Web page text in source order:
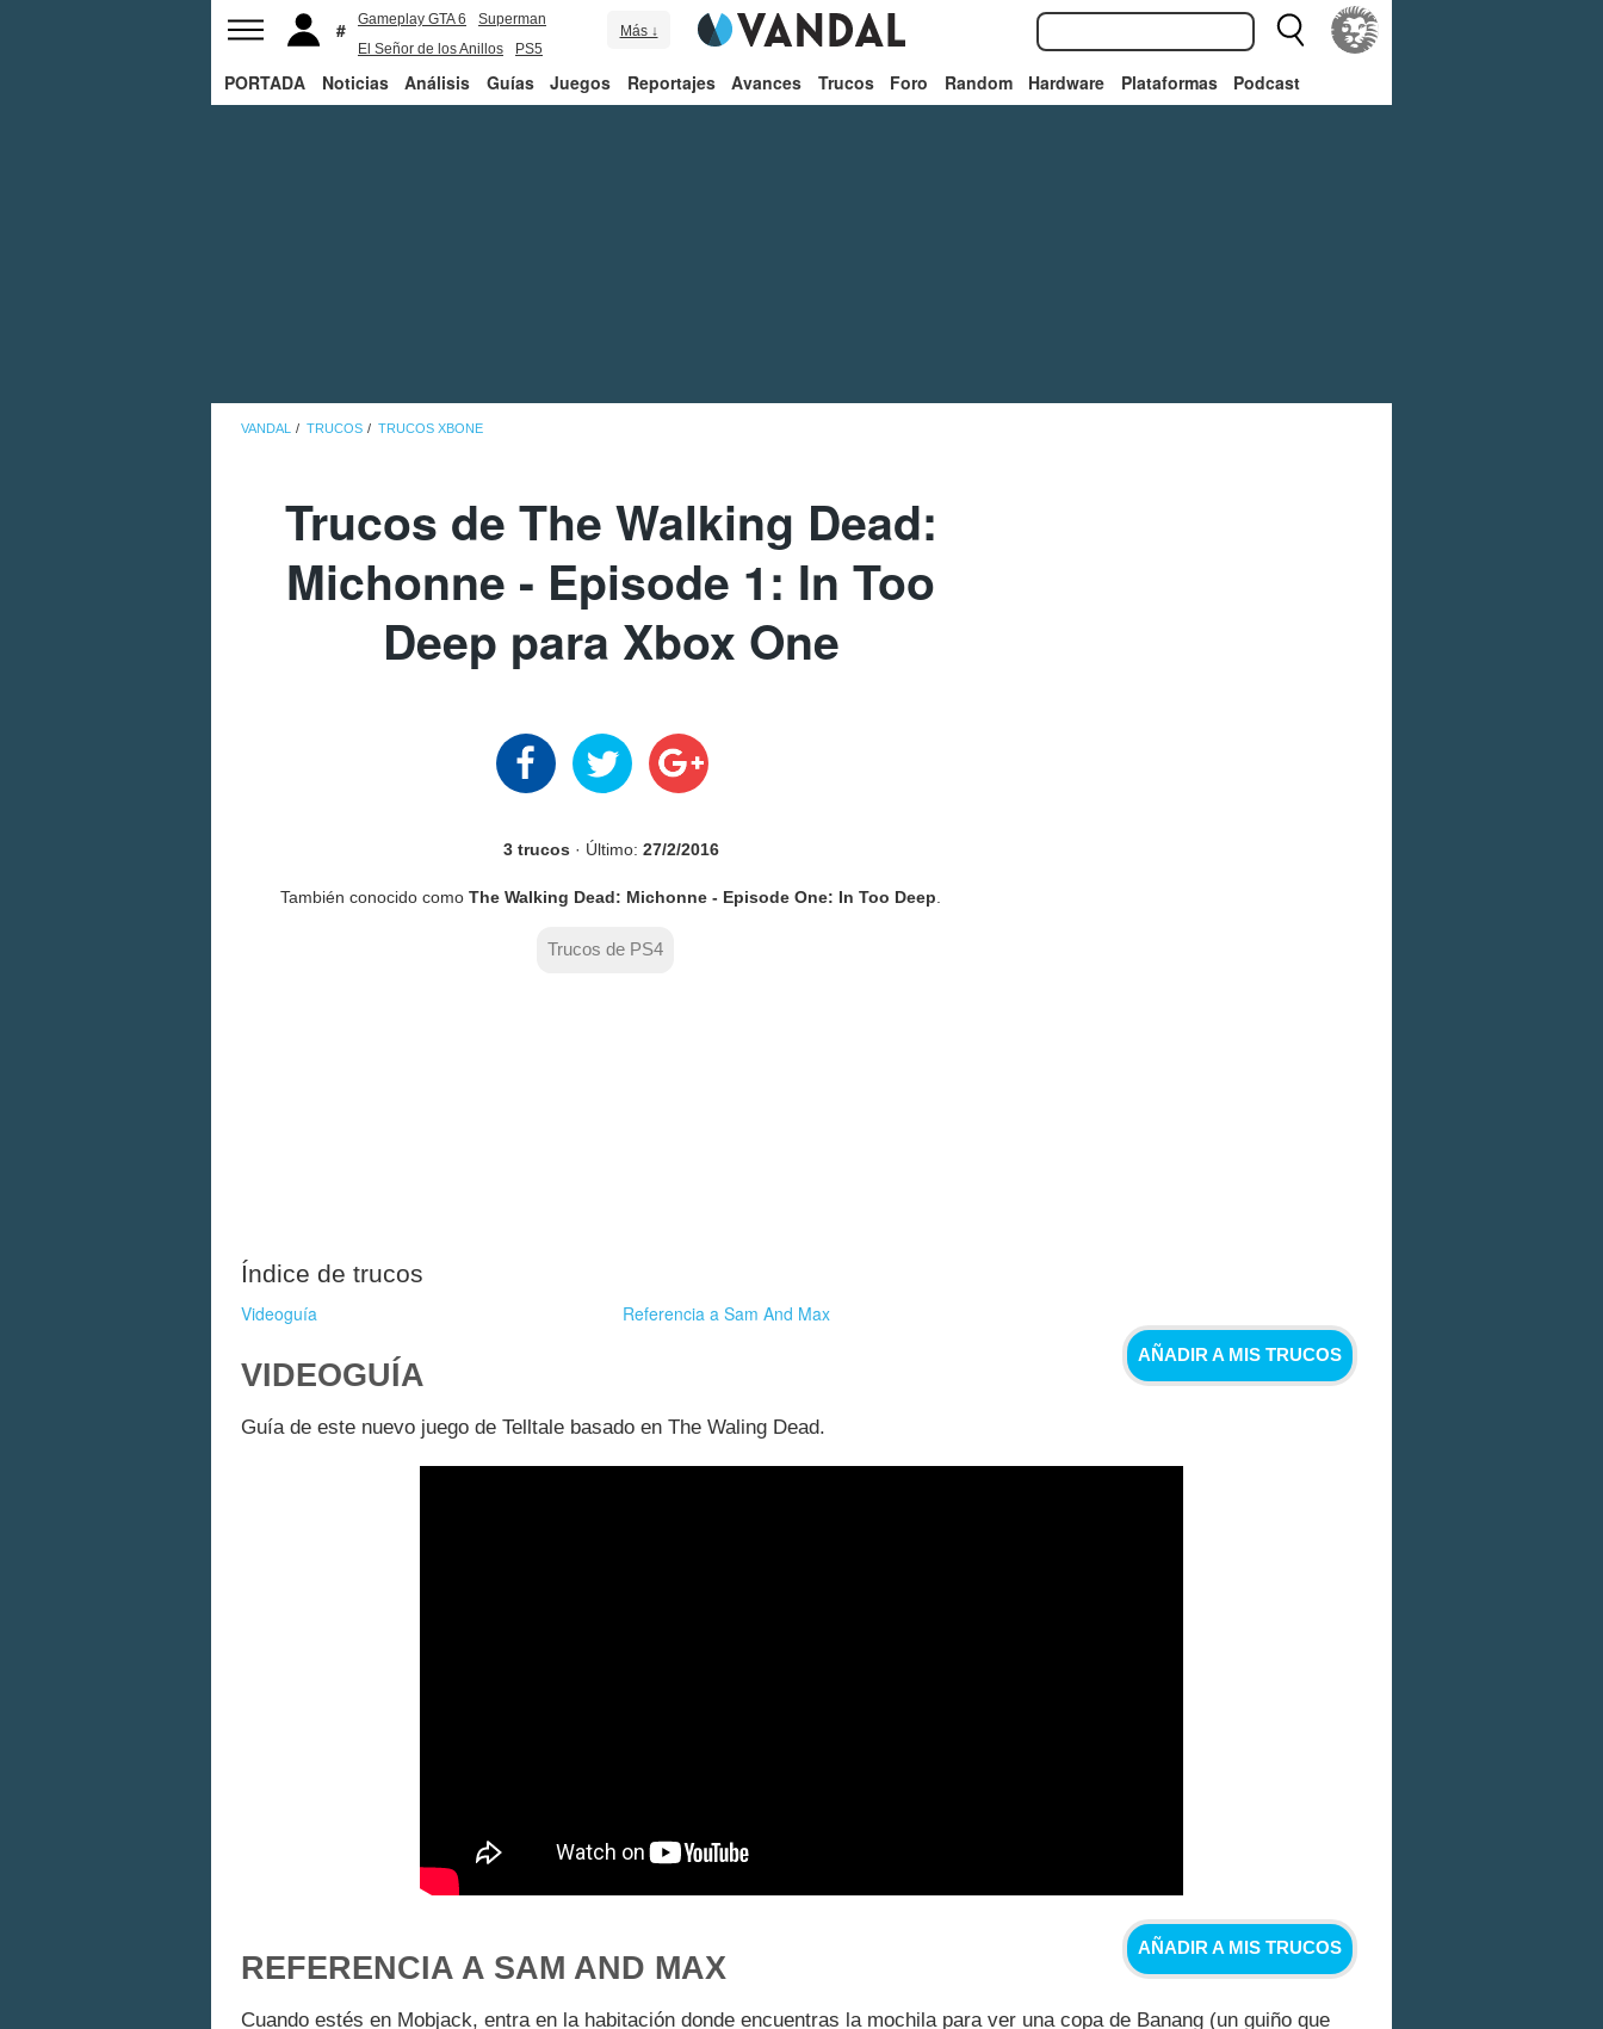
Gameplay GTA 6
Superman
El Señor de los Anillos
PS5
Más ↓
PORTADA Noticias Análisis Guías Juegos Reportajes Avances Trucos Foro Random Hardware Plataformas Podcast
VANDAL TRUCOS TRUCOS XBONE
Trucos de The Walking Dead:
Michonne - Episode 1: In Too
Deep para Xbox One
3 trucos · Último: 27/2/2016
También conocido como The Walking Dead: Michonne - Episode One: In Too Deep
Trucos de PS4
Índice de trucos
Videoguía Referencia a Sam And Max
AÑADIR A MIS TRUCOS
VIDEOGUÍA
Guía de este nuevo juego de Telltale basado en The Waling Dead.
AÑADIR A MIS TRUCOS
REFERENCIA A SAM AND MAX
Cuando estés en Mobjack, entra en la habitación donde encuentras la mochila para ver una copa de Banang (un guiño que